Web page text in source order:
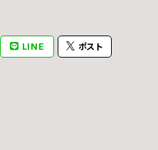
LINE ポスト